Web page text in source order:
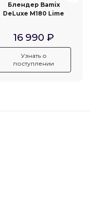
Блендер Bamix
DeLuxe M180 Lime
16 990 ₽
Узнать о
поступлении